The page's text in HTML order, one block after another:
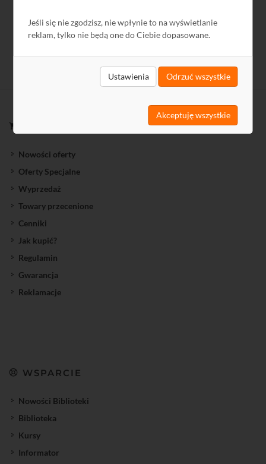
Jeśli się nie zgodzisz, nie wpłynie to na wyświetlanie
reklam, tylko nie będą one do Ciebie dopasowane.
Ustawienia Odrzuć wszystkie
Akceptuję wszystkie
Nowości oferty
Oferty Specjalne
Wyprzedaż
Towary przecenione
Cenniki
Jak kupić?
Regulamin
Gwarancja
Reklamacje
WSPARCIE
Nowości Biblioteki
Biblioteka
Kursy
Informator